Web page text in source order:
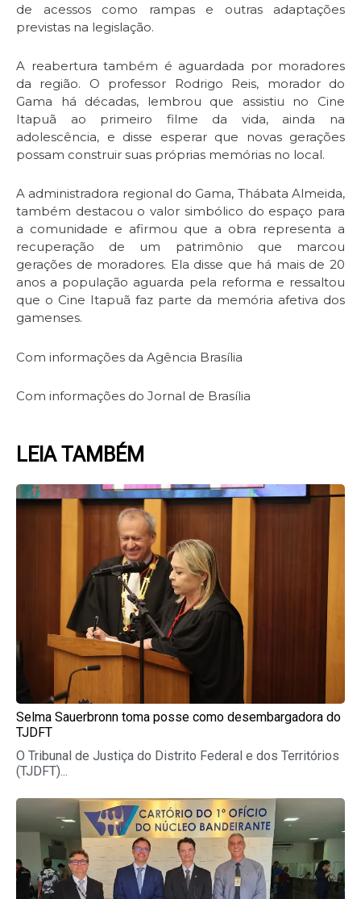
de acessos como rampas e outras adaptações
previstas na legislação.
A reabertura também é aguardada por moradores
da região. O professor Rodrigo Reis, morador do
Gama há décadas, lembrou que assistiu no Cine
Itapuã ao primeiro filme da vida, ainda na
adolescência, e disse esperar que novas gerações
possam construir suas próprias memórias no local.
A administradora regional do Gama, Thábata Almeida,
também destacou o valor simbólico do espaço para
a comunidade e afirmou que a obra representa a
recuperação de um patrimônio que marcou
gerações de moradores. Ela disse que há mais de 20
anos a população aguarda pela reforma e ressaltou
que o Cine Itapuã faz parte da memória afetiva dos
gamenses.
Com informações da Agência Brasília
Com informações do Jornal de Brasília
LEIA TAMBÉM
Selma Sauerbronn toma posse como desembargadora do
TJDFT
O Tribunal de Justiça do Distrito Federal e dos Territórios
(TJDFT)...
PagePagePagePagePage